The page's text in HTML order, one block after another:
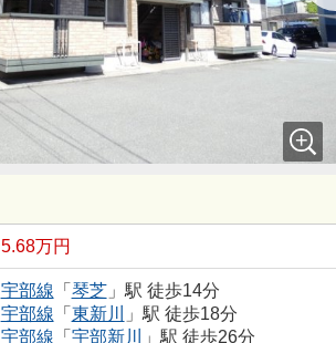
5.68万円
宇部線 「 琴芝」駅 徒歩14分
宇部線 「 東新川
」駅 徒歩18分
宇部線 「 宇部新川 」駅 徒歩26分